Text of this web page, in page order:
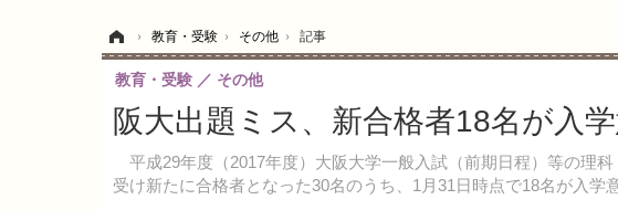
› 教育・受験 › その他 › 記事
阪大出題ミス、新合格者18名が入
平成29年度（2017年度）大阪大学一般入試（前期日程）等の理
受け新たに合格者となった30名のうち、1月31日時点で18名が入学
教育・受験 その他